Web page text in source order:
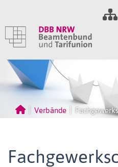
Verbände